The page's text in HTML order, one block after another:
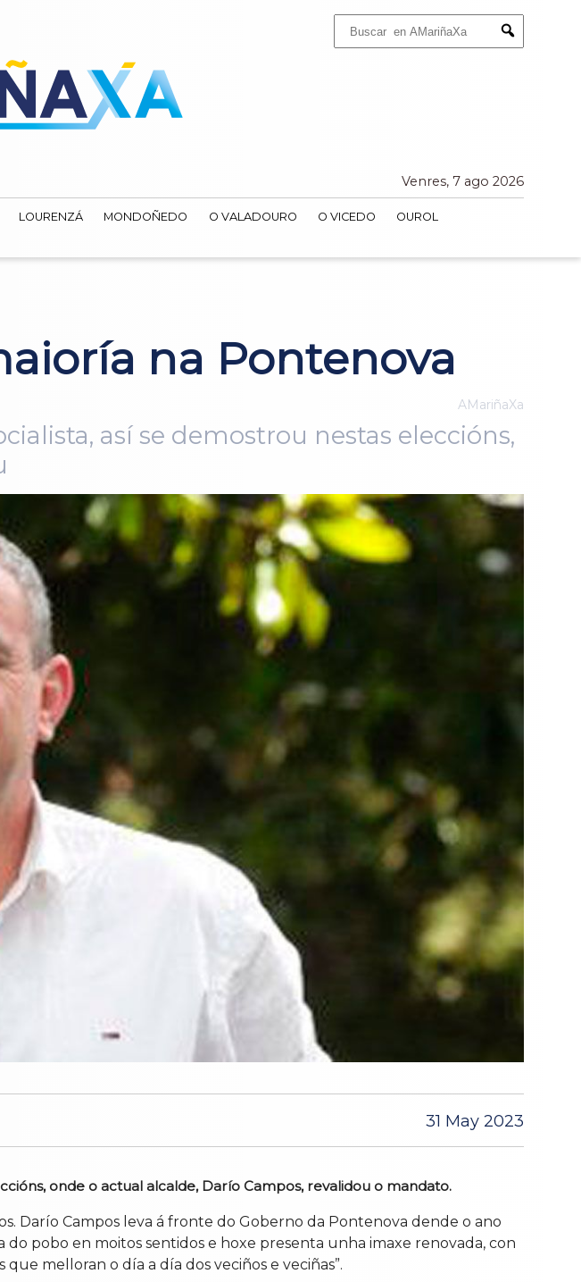
Submit
Venres, 7 ago 2026
LOURENZÁ MONDOÑEDO O VALADOURO O VICEDO
OUROL
na Pontenova
AMariñaXa
así se demostrou nestas eleccións,
31 May 2023
onde o actual alcalde, Darío Campos, revalidou o mandato.
Darío Campos leva á fronte do Goberno da Pontenova dende o ano
pobo en moitos sentidos e hoxe presenta unha imaxe renovada, con
melloran o día a día dos veciños e veciñas”.